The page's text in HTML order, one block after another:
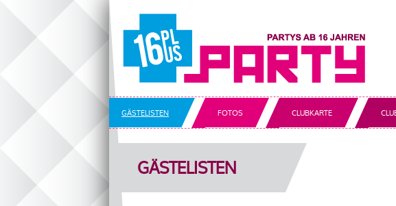
16+ PARTY
GÄSTELISTEN FOTOS CLUBKARTE
GÄSTELISTEN